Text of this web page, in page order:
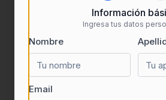
Información
Ingresa tus datos
Nombre
Email